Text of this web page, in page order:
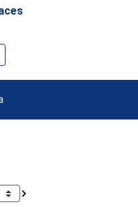
Doce Legislatura